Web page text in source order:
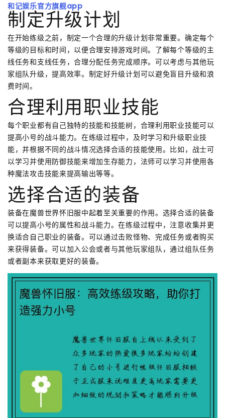
和记娱乐官方旗舰app
制定升级计划
在开始练级之前，制定一个合理的升级计划非常重要。确定每个
等级的目标和时间，以便合理安排游戏时间。了解每个等级的主
线任务和支线任务，合理分配任务完成顺序。可以考虑与其他玩
家组队升级，提高效率。制定好升级计划可以避免盲目升级和浪
费时间。
合理利用职业技能
每个职业都有自己独特的技能和技能树，合理利用职业技能可以
提高小号的战斗能力。在练级过程中，及时学习和升级职业技
能，并根据不同的战斗情况选择合适的技能使用。比如，战士可
以学习并使用防御技能来增加生存能力，法师可以学习并使用各
种魔法攻击技能来提高输出等等。
选择合适的装备
装备在魔兽世界怀旧服中起着至关重要的作用。选择合适的装备
可以提高小号的属性和战斗能力。在练级过程中，注意收集并更
换适合自己职业的装备。可以通过击败怪物、完成任务或者购买
来获得装备。可以加入公会或者与其他玩家组队，通过组队任务
或者副本来获取更好的装备。